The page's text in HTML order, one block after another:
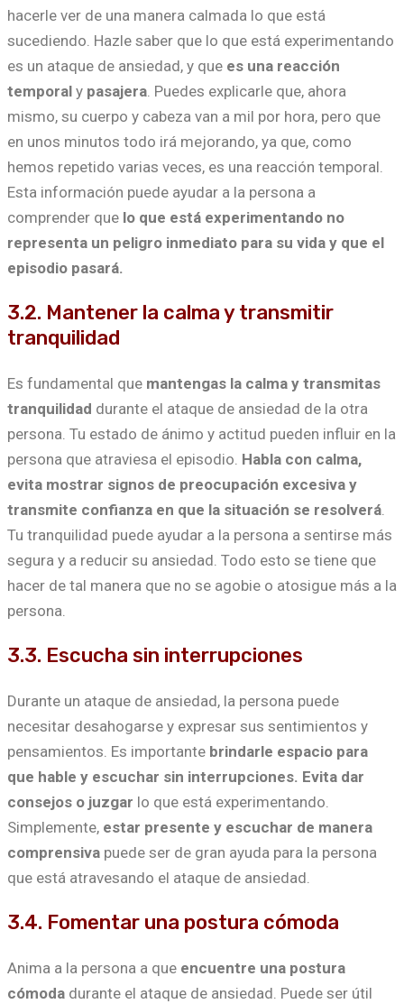
hacerle ver de una manera calmada lo que está
sucediendo. Hazle saber que lo que está experimentando
es un ataque de ansiedad, y que es una reacción
temporal y pasajera . Puedes explicarle que, ahora
mismo, su cuerpo y cabeza van a mil por hora, pero que
en unos minutos todo irá mejorando, ya que, como
hemos repetido varias veces, es una reacción temporal.
Esta información puede ayudar a la persona a
comprender que lo que está experimentando no
representa un peligro inmediato para su vida y que el
episodio pasará.
3.2. Mantener la calma y transmitir
tranquilidad
Es fundamental que mantengas la calma y transmitas
tranquilidad durante el ataque de ansiedad de la otra
persona. Tu estado de ánimo y actitud pueden influir en la
persona que atraviesa el episodio. Habla con calma,
evita mostrar signos de preocupación excesiva y
transmite confianza en que la situación se resolverá
Tu tranquilidad puede ayudar a la persona a sentirse más
segura y a reducir su ansiedad. Todo esto se tiene que
hacer de tal manera que no se agobie o atosigue más a la
persona.
3.3. Escucha sin interrupciones
Durante un ataque de ansiedad, la persona puede
necesitar desahogarse y expresar sus sentimientos y
pensamientos. Es importante brindarle espacio para
que hable y escuchar sin interrupciones. Evita dar
consejos o juzgar lo que está experimentando.
Simplemente, estar presente y escuchar de manera
comprensiva puede ser de gran ayuda para la persona
que está atravesando el ataque de ansiedad.
3.4. Fomentar una postura cómoda
Anima a la persona a que encuentre una postura
cómoda durante el ataque de ansiedad. Puede ser útil